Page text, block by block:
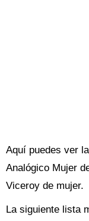
Aquí puedes ver
Analógico Mujer
Viceroy de mujer.
La siguiente lista